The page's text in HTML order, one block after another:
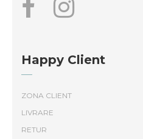
Happy Client
ZONA CLIENT
LIVRARE
RETUR